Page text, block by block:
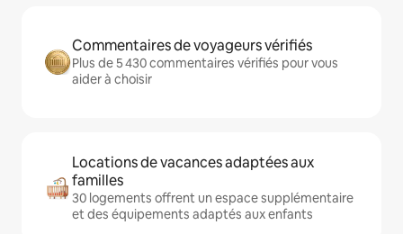
Commentaires de voyageurs vérifiés
Plus de 5 430 commentaires vérifiés pour vous
aider à choisir
Locations de vacances adaptées aux
familles
30 logements offrent un espace supplémentaire
et des équipements adaptés aux enfants